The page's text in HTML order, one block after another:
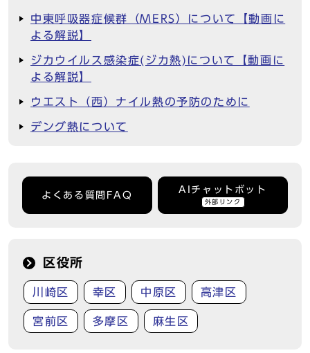
中東呼吸器症候群（MERS）について【動画に
よる解説】
ジカウイルス感染症(ジカ熱)について【動画に
よる解説】
ウエスト（西）ナイル熱の予防のために
デング熱について
よくある質問FAQ
AIチャットボット
外部リンク
区役所
川崎区 幸区 中原区 高津区
宮前区 多摩区 麻生区